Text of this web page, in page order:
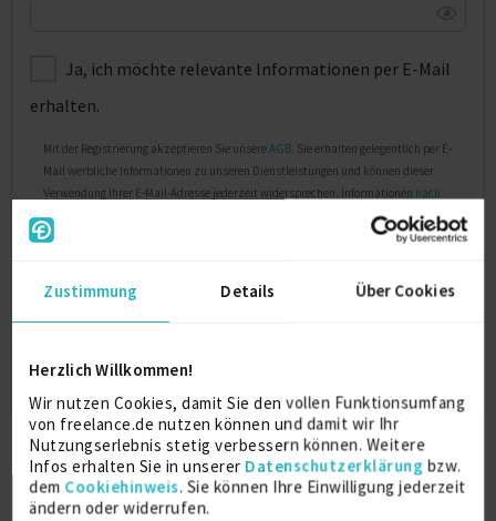
Zustimmung Details Über Cookies
Herzlich Willkommen!
Wir nutzen Cookies, damit Sie den vollen Funktionsumfang
von freelance.de nutzen können und damit wir Ihr
Nutzungserlebnis stetig verbessern können. Weitere
Infos erhalten Sie in unserer Datenschutzerklärung bzw.
dem Cookiehinweis. Sie können Ihre Einwilligung jederzeit
ändern oder widerrufen.
Ja, ich möchte relevante Informationen per E-Mail
erhalten.
Mit der Registrierung akzeptieren Sie unsereAGB. Sie erhalten gelegentlich per E-
Mail werbliche Informationen zu unseren Dienstleistungen und können dieser
Verwendung Ihrer E-Mail-Adresse jederzeit widersprechen. Informationen nach
Art. 13 DSGVO
Sie sind bereits registriert?Zum Login »
Kostenlosregistrieren
Profil anlegen und Projekte realisieren.